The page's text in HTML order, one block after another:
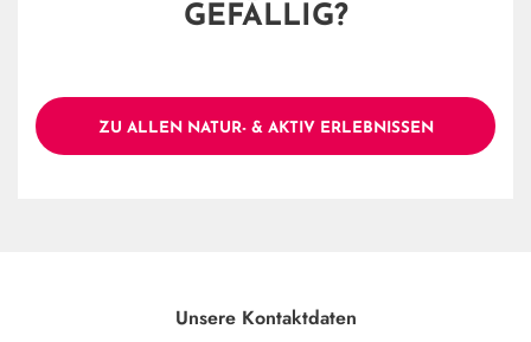
GEFÄLLIG?
ZU ALLEN NATUR- & AKTIV ERLEBNISSEN
Unsere Kontaktdaten